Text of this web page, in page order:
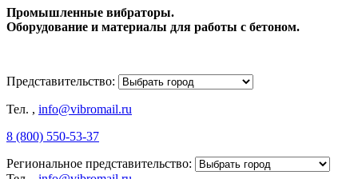
Промышленные вибраторы.
Оборудование и материалы для работы с бетоном.
Представительство:
Тел. , info@vibromail.ru
8 (800) 550-53-37
Региональное представительство: